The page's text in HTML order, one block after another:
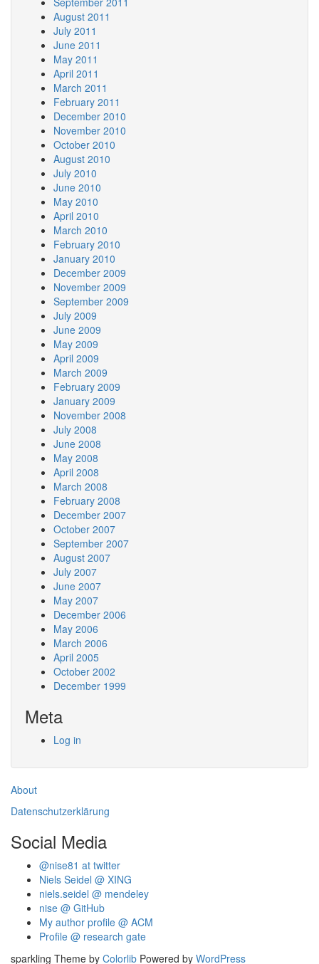
August 2011
July 2011
June 2011
May 2011
April 2011
March 2011
February 2011
December 2010
November 2010
October 2010
August 2010
July 2010
June 2010
May 2010
April 2010
March 2010
February 2010
January 2010
December 2009
November 2009
September 2009
July 2009
June 2009
May 2009
April 2009
March 2009
February 2009
January 2009
November 2008
July 2008
June 2008
May 2008
April 2008
March 2008
February 2008
December 2007
October 2007
September 2007
August 2007
July 2007
June 2007
May 2007
December 2006
May 2006
March 2006
April 2005
October 2002
December 1999
Meta
Log in
About
Datenschutzerklärung
Social Media
@nise81 at twitter
Niels Seidel @ XING
niels.seidel @ mendeley
nise @ GitHub
My author profile @ ACM
Profile @ research gate
sparkling Theme by Colorlib Powered by WordPress